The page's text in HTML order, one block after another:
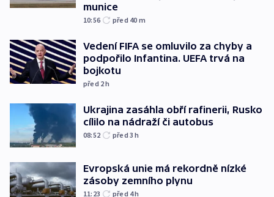
munice
10:56 před 40 m
Vedení FIFA se omluvilo za chyby a
podpořilo Infantina. UEFA trvá na
bojkotu
před 2h
Ukrajina zasáhla obří rafinerii, Rusko
cílilo na nádraží či autobus
08:52 před 3h
Evropská unie má rekordně nízké
zásoby zemního plynu
11:23 před 4h